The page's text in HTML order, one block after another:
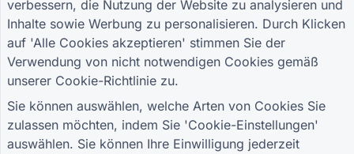
Melden Sie sich für unseren Newsletter an
und erfahren Sie als Erster von
Sonderangeboten, Updates und Tipps
RESSOURCEN
Formular zur Einzelhandelsumfrage
verbessern, die Nutzung der Website zu analysieren und
Inhalte sowie Werbung zu personalisieren. Durch Klicken
auf 'Alle Cookies akzeptieren' stimmen Sie der
Verwendung von nicht notwendigen Cookies gemäß
unserer Cookie-Richtlinie zu.
Sie können auswählen, welche Arten von Cookies Sie
zulassen möchten, indem Sie 'Cookie-Einstellungen'
auswählen. Sie können Ihre Einwilligung jederzeit